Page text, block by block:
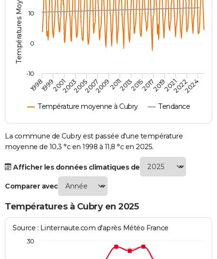
Destinations
City break
Voyage nature
Voyage de noces
Forum
Climat
PHOTO
GUIDES D'ACHAT
BONS PLANS
CARTE DE VOEUX
Carte de Noël
Carte Bonne année
Carte Saint-Valentin
Carte Pâques
Carte d'anniversaire
DICTIONNAIRE
Dictionnaire
Biographies
Citations
Expressions
Proverbes
PROGRAMME TV
S'inscrire
Se connecter
Lycées
Collèges
Primaires
Universités
Entreprises
Service militaire
Avis de recherche
AVIS DE DÉCÈS
FORUM
Bricolage
Lifestyle
Culture
Sport
Auto
Television
Voyage
Cinema
Température moyenne à Cubry Tendance
199819992001200320052007200920112013201520172019202120222024
-10
0
10
La commune de Cubry est passée d'une température
moyenne de 10,3 °c en 1998 à 11,8 °c en 2025.
Afficher les données climatiques de
Comparer avec
Températures à Cubry en 2025
Source : Linternaute.com d'après Météo France
30